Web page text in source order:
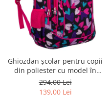
Ghiozdan școlar pentru copii
din poliester cu model în
formă de inimă - Peterson
PTR-PTN BIEDRONKA G54
294,00 Lei
139,00 Lei